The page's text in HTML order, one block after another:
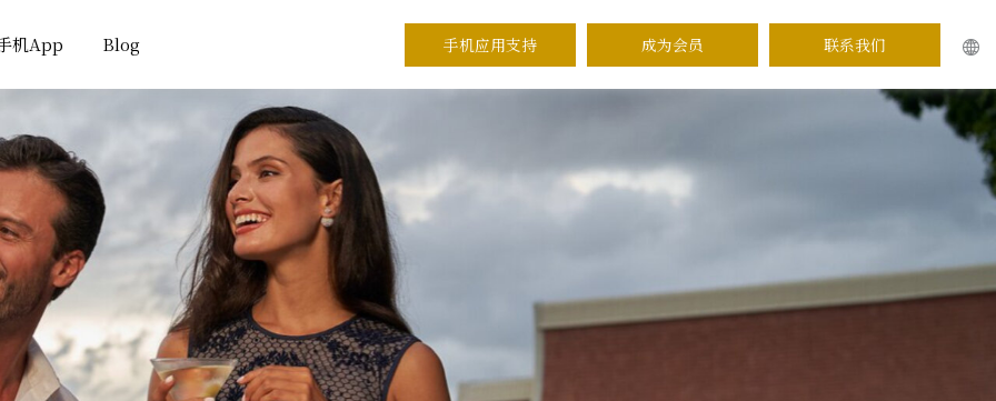
机App Blog 手机应用支持 成为会员 联系我们